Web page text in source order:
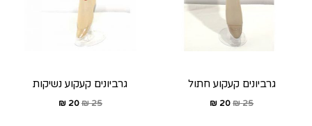
גרביונים קעקוע חתול
25
₪
20
₪
גרביונים קעקוע נשיקות
25
₪
20
₪